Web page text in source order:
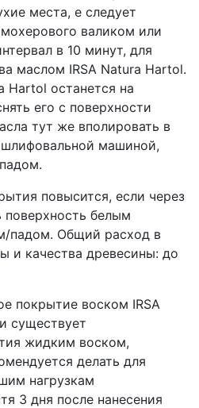
места, е следует
валиком или
в 10 минут, для
маслом IRSA Natura Hartol.
его с поверхности
тут же вполировать в
машиной,
повысится, если через
поверхность белым
падом. Общий расход в
и качества древесины: до
покрытие воском IRSA
существует
жидким воском,
делать для
нагрузкам
3 дня после нанесения